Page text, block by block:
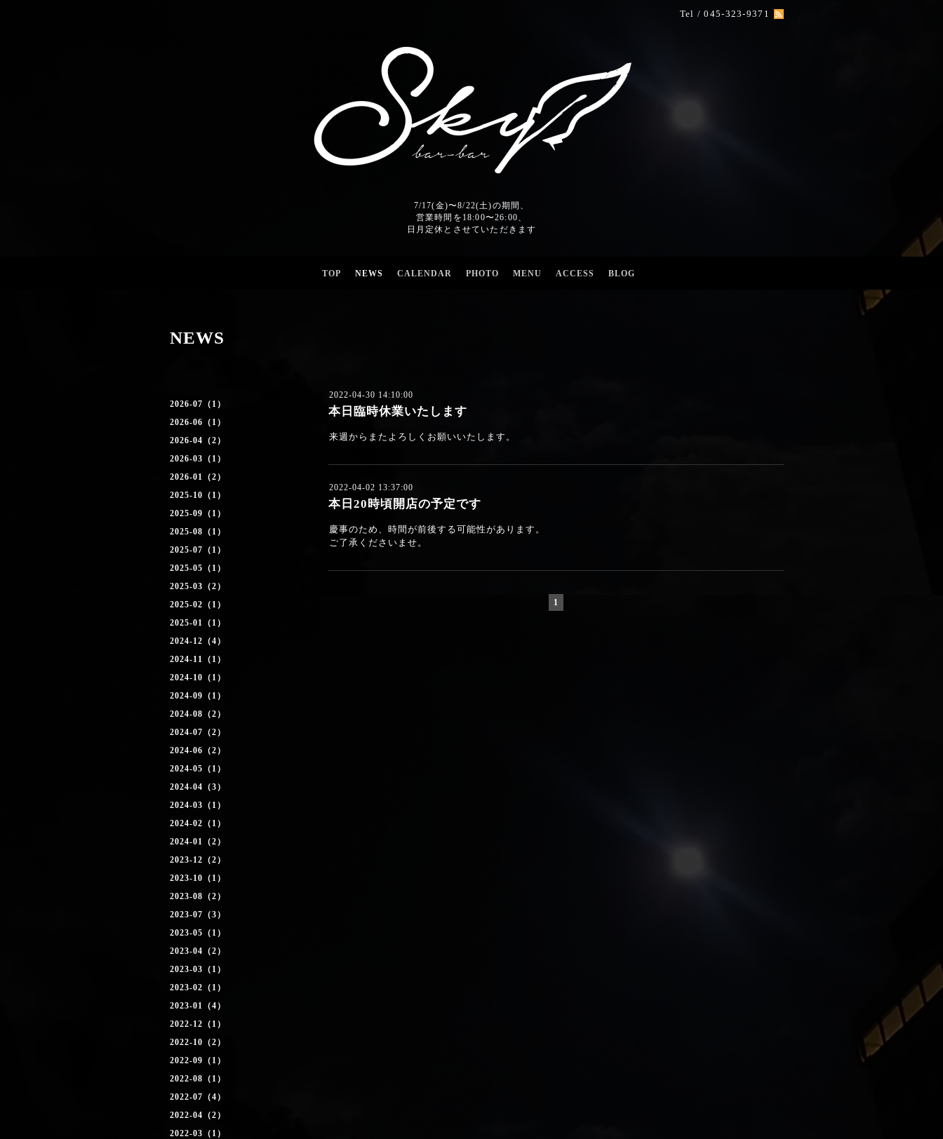
Tel / 045-323-9371
7/17(金)〜8/22(土)の期間、
営業時間を18:00〜26:00、
日月定休とさせていただきます
TOP NEWS CALENDAR PHOTO MENU ACCESS BLOG
2026-07（1）
2026-06（1）
2026-04（2）
2026-03（1）
2026-01（2）
2025-10（1）
2025-09（1）
2025-08（1）
2025-07（1）
2025-05（1）
2025-03（2）
2025-02（1）
2025-01（1）
2024-12（4）
2024-11（1）
2024-10（1）
2024-09（1）
2024-08（2）
2024-07（2）
2024-06（2）
2024-05（1）
2024-04（3）
2024-03（1）
2024-02（1）
2024-01（2）
2023-12（2）
2023-10（1）
2023-08（2）
2023-07（3）
2023-05（1）
2023-04（2）
2023-03（1）
2023-02（1）
2023-01（4）
2022-12（1）
2022-10（2）
2022-09（1）
2022-08（1）
2022-07（4）
2022-04（2）
2022-03（1）
NEWS
2022-04-30 14:10:00
本日臨時休業いたします
来週からまたよろしくお願いいたします。
2022-04-02 13:37:00
本日20時頃開店の予定です
慶事のため、時間が前後する可能性があります。
ご了承くださいませ。
1